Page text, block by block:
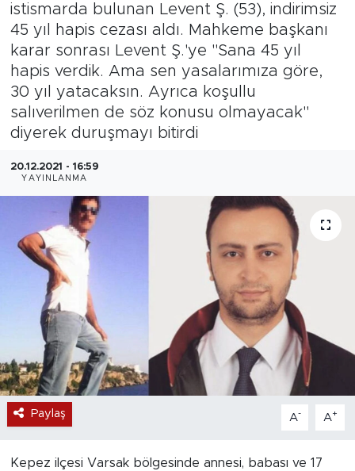
istismarda bulunan Levent Ş. (53), indirimsiz
45 yıl hapis cezası aldı. Mahkeme başkanı
karar sonrası Levent Ş.'ye "Sana 45 yıl
hapis verdik. Ama sen yasalarımıza göre,
30 yıl yatacaksın. Ayrıca koşullu
salıverilmen de söz konusu olmayacak"
diyerek duruşmayı bitirdi
20.12.2021 - 16:59
YAYINLANMA
Paylaş A- A+
Kepez ilçesi Varsak bölgesinde annesi, babası ve 17